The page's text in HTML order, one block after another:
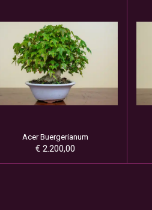
Acer Buergerianum
€ 2.200,00